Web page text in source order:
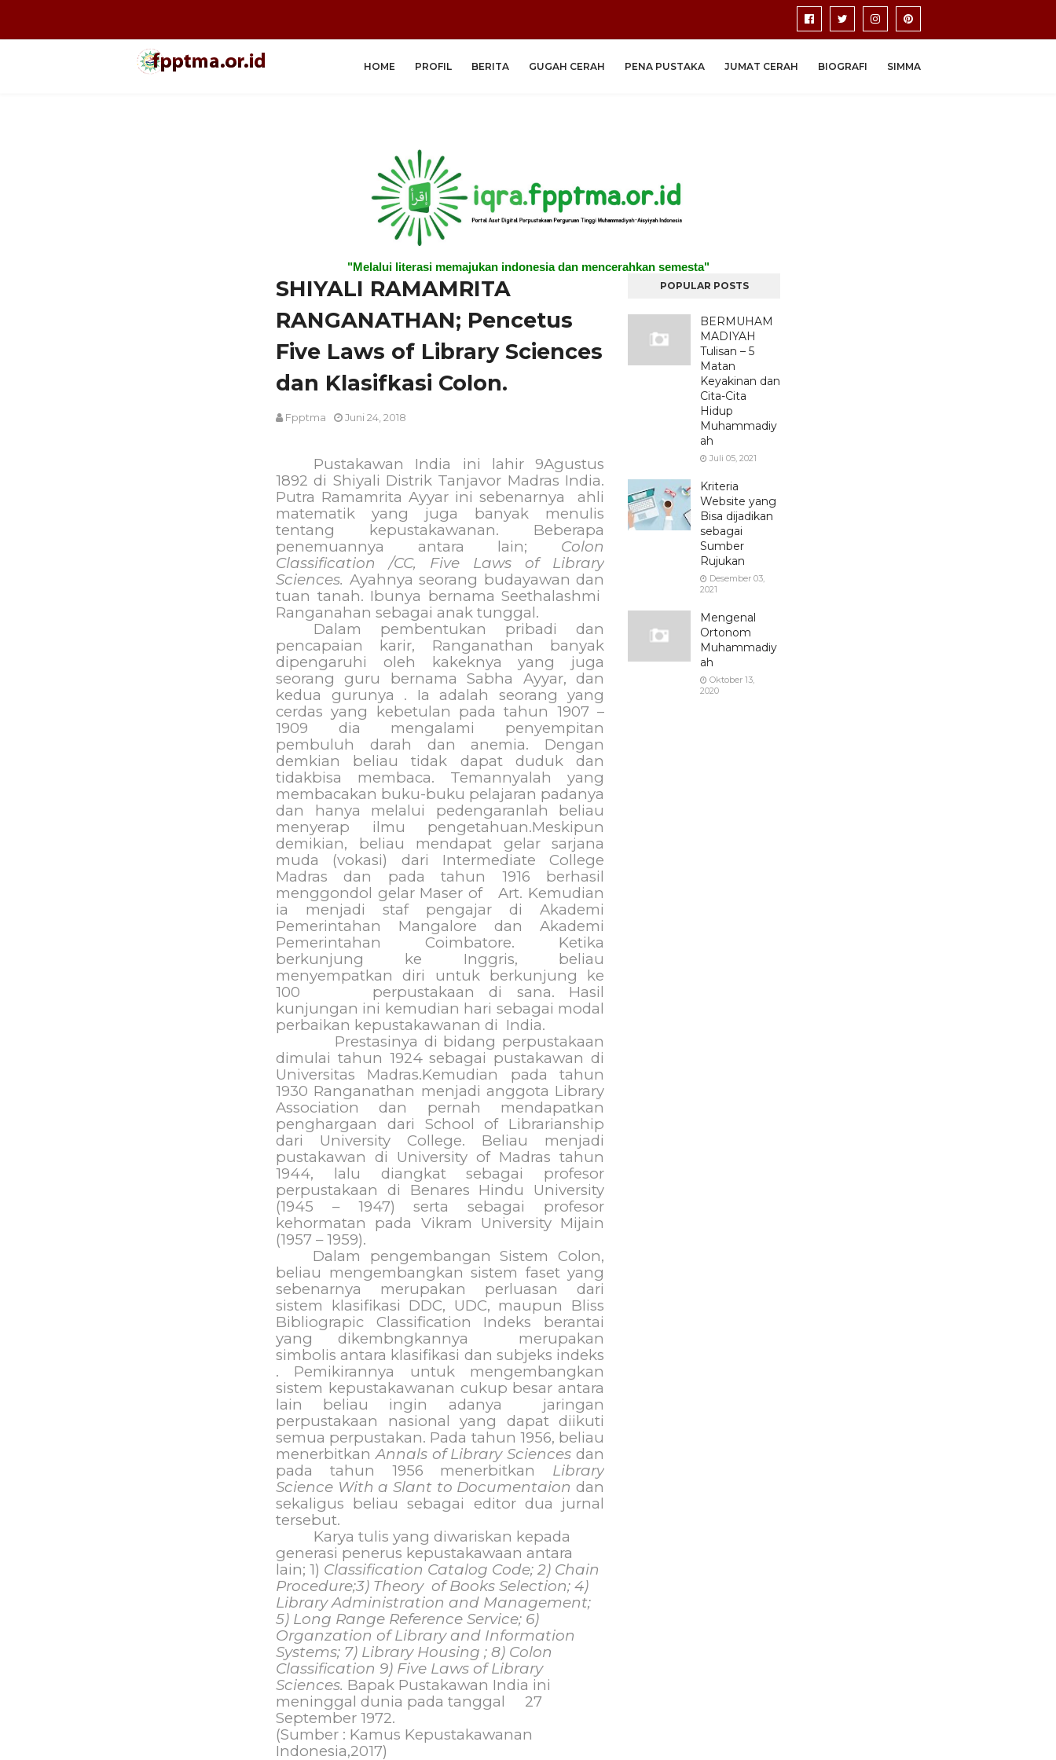
HOME PROFIL BERITA GUGAH CERAH PENA PUSTAKA JUMAT CERAH BIOGRAFI SIMMA
"Melalui literasi memajukan indonesia dan mencerahkan semesta"
SHIYALI RAMAMRITA
RANGANATHAN; Pencetus
Five Laws of Library Sciences
dan Klasifkasi Colon.
Fpptma Juni 24, 2018
Pustakawan India ini lahir 9Agustus
1892 di Shiyali Distrik Tanjavor Madras India.
Putra Ramamrita Ayyar ini sebenarnya
ahli
matematik yang juga banyak menulis
tentang kepustakawanan. Beberapa
penemuannya antara lain; Colon
Classification /CC, Five Laws of Library
Sciences. Ayahnya seorang budayawan dan
tuan tanah. Ibunya bernama Seethalashmi
Ranganahan sebagai anak tunggal.
Dalam pembentukan pribadi dan
pencapaian karir, Ranganathan banyak
dipengaruhi oleh kakeknya yang juga
seorang guru bernama Sabha Ayyar, dan
kedua gurunya . Ia adalah seorang yang
cerdas yang kebetulan pada tahun 1907 –
1909 dia mengalami penyempitan
pembuluh darah dan anemia. Dengan
demkian beliau tidak dapat duduk dan
tidakbisa membaca. Temannyalah yang
membacakan buku-buku pelajaran padanya
dan hanya melalui pedengaranlah beliau
menyerap ilmu pengetahuan.Meskipun
demikian, beliau mendapat gelar sarjana
muda (vokasi) dari Intermediate College
Madras dan pada tahun 1916 berhasil
menggondol gelar Maser of
Art. Kemudian
ia menjadi staf pengajar di Akademi
Pemerintahan Mangalore dan Akademi
Pemerintahan Coimbatore. Ketika
berkunjung ke Inggris, beliau
menyempatkan diri untuk berkunjung ke
100
perpustakaan di sana. Hasil
kunjungan ini kemudian hari sebagai modal
perbaikan kepustakawanan di India.
Prestasinya di bidang perpustakaan
dimulai tahun 1924 sebagai pustakawan di
Universitas Madras.Kemudian pada tahun
1930 Ranganathan menjadi anggota Library
Association dan pernah mendapatkan
penghargaan dari School of Librarianship
dari University College. Beliau menjadi
pustakawan di University of Madras tahun
1944, lalu diangkat sebagai profesor
perpustakaan di Benares Hindu University
(1945 – 1947) serta sebagai profesor
kehormatan pada Vikram University Mijain
(1957 – 1959).
Dalam pengembangan Sistem Colon,
beliau mengembangkan sistem faset yang
sebenarnya merupakan perluasan dari
sistem klasifikasi DDC, UDC, maupun Bliss
Bibliograpic Classification Indeks berantai
yang dikembngkannya
merupakan
simbolis antara klasifikasi dan subjeks indeks
. Pemikirannya untuk mengembangkan
sistem kepustakawanan cukup besar antara
lain beliau ingin adanya
jaringan
perpustakaan nasional yang dapat diikuti
semua perpustakan. Pada tahun 1956, beliau
menerbitkan Annals of Library Sciencesdan
pada tahun 1956 menerbitkan Library
Science With a Slant to Documentaion dan
sekaligus beliau sebagai editor dua jurnal
tersebut.
Karya tulis yang diwariskan kepada
generasi penerus kepustakawaan antara
lain; 1) Classification Catalog Code; 2) Chain
Procedure;3) Theory of Books Selection; 4)
Library Administration and Management;
5) Long Range Reference Service; 6)
Organzation of Library and Information
Systems; 7) Library Housing ; 8) Colon
Classification 9) Five Laws of Library
Sciences. Bapak Pustakawan India ini
meninggal dunia pada tanggal
27
September 1972.
(Sumber : Kamus Kepustakawanan
Indonesia,2017)
POPULAR POSTS
BERMUHAM
MADIYAH
Tulisan – 5
Matan
Keyakinan dan
Cita-Cita
Hidup
Muhammadiy
ah
Juli 05, 2021
Kriteria
Website yang
Bisa dijadikan
sebagai
Sumber
Rujukan
Desember 03,
2021
Mengenal
Ortonom
Muhammadiy
ah
Oktober 13,
2020